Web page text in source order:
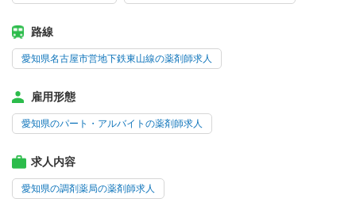
路線
愛知県名古屋市営地下鉄東山線の薬剤師求人
雇用形態
愛知県のパート・アルバイトの薬剤師求人
求人内容
愛知県の調剤薬局の薬剤師求人